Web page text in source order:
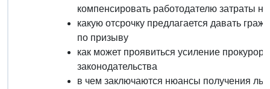
компенсировать работодателю затраты
какую отсрочку предлагается давать
по призыву
как может проявиться усиление
законодательства
в чем заключаются нюансы получения